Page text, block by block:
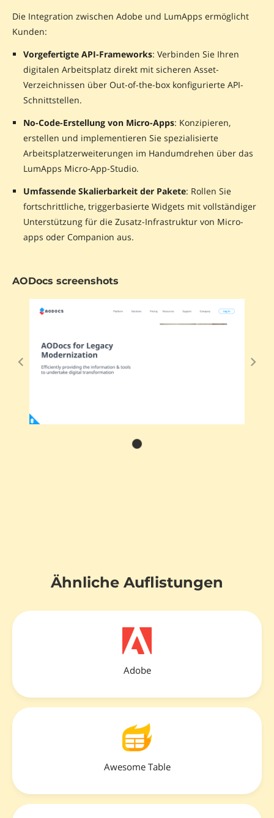
Die Integration zwischen Adobe und LumApps ermöglicht
Kunden:
Vorgefertigte API-Frameworks: Verbinden Sie Ihren
digitalen Arbeitsplatz direkt mit sicheren Asset-
Verzeichnissen über Out-of-the-box konfigurierte API-
Schnittstellen.
No-Code-Erstellung von Micro-Apps: Konzipieren,
erstellen und implementieren Sie spezialisierte
Arbeitsplatzerweiterungen im Handumdrehen über das
LumApps Micro-App-Studio.
Umfassende Skalierbarkeit der Pakete: Rollen Sie
fortschrittliche, triggerbasierte Widgets mit vollständiger
Unterstützung für die Zusatz-Infrastruktur von Micro-
apps oder Companion aus.
AODocs screenshots
Ähnliche Auflistungen
Adobe
Awesome Table